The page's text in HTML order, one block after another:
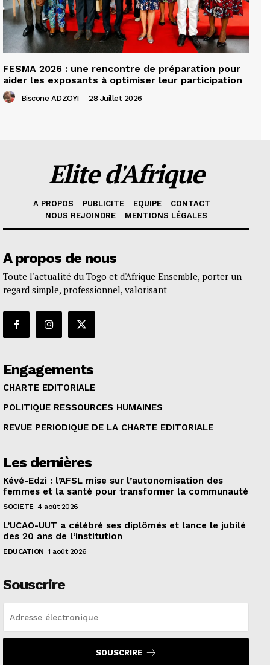
FESMA 2026 : une rencontre de préparation pour
aider les exposants à optimiser leur participation
Biscone ADZOYI - 28 Juillet 2026
Elite d'Afrique
A PROPOS PUBLICITE EQUIPE
CONTACT
NOUS REJOINDRE
MENTIONS LÉGALES
A propos de nous
Toute l'actualité du Togo et d'Afrique Ensemble, porter un
regard simple, professionnel, valorisant
Engagements
CHARTE EDITORIALE
POLITIQUE RESSOURCES HUMAINES
REVUE PERIODIQUE DE LA CHARTE EDITORIALE
Les dernières
Kévé-Edzi : l’AFSL mise sur l’autonomisation des
femmes et la santé pour transformer la communauté
SOCIETE 4 août 2026
L’UCAO-UUT a célébré ses diplômés et lance le jubilé
des 20 ans de l’institution
EDUCATION 1 août 2026
Souscrire
SOUSCRIRE